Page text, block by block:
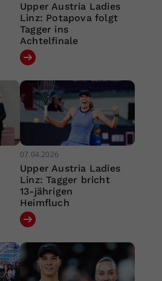
Upper Austria Ladies
Linz: Potapova folgt
Tagger ins
Achtelfinale
07.04.2026
Upper Austria Ladies
Linz: Tagger bricht
13-jährigen
Heimfluch